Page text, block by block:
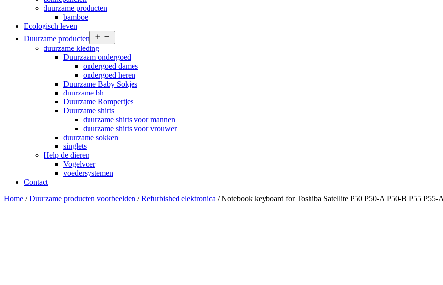
duurzame producten
bamboe
Ecologisch leven
Duurzame producten
menu
duurzame kleding
Duurzaam ondergoed
ondergoed dames
ondergoed heren
Duurzame Baby Sokjes
duurzame bh
Duurzame Rompertjes
Duurzame shirts
duurzame shirts voor mannen
duurzame shirts voor vrouwen
duurzame sokken
singlets
Help de dieren
Vogelvoer
voedersystemen
Contact
Home /Duurzame producten voorbeelden /Refurbished elektronica / Notebook keyboard for Toshiba Satellite P50 P50-A P50-B P55 P55-